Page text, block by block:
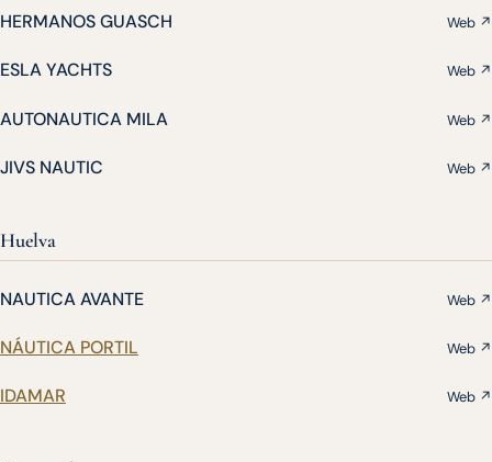
HERMANOS GUASCH Web ↗
ESLA YACHTS Web ↗
AUTONAUTICA MILA Web ↗
JIVS NAUTIC Web ↗
Huelva
NAUTICA AVANTE Web ↗
NÁUTICA PORTIL Web ↗
IDAMAR Web ↗